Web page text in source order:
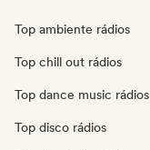
Top ambiente rádios
Top chill out rádios
Top dance music rádios
Top disco rádios